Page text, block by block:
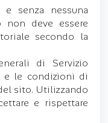
senza nessuna
non deve essere
secondo la
di Servizio
le condizioni di
sito. Utilizzando
e rispettare